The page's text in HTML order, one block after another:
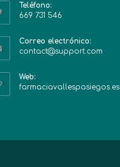
Teléfono:
669 731 546
Correo electrónico:
contact@support.com
Web:
farmaciavallespasiegos.es